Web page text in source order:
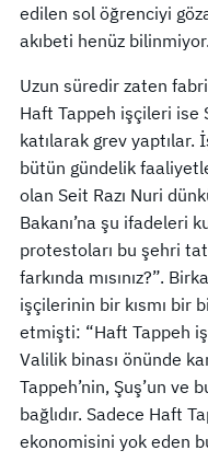
edilen sol öğrenciyi
akıbeti henüz bilinmiyor.
Uzun süredir zaten
Haft Tappeh işçileri ise
katılarak grev yaptılar.
bütün gündelik
olan Seit Razı Nuri
Bakanı’na şu ifadeleri
protestoları bu şehri
farkında mısınız?”.
işçilerinin bir kısmı bir
etmişti: “Haft Tappeh
Valilik binası önünde
Tappeh’nin, Şuş’un ve
bağlıdır. Sadece Haft
ekonomisini yok eden